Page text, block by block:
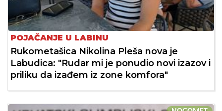
POJAČANJE U LABINU
Rukometašica Nikolina Pleša nova je
Labudica: "Rudar mi je ponudio novi izazov i
priliku da izađem iz zone komfora"